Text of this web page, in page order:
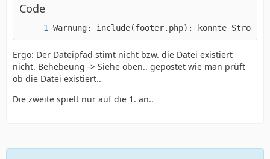
Code
Warnung: include(footer.php): konnte Strom
Ergo: Der Dateipfad stimt nicht bzw. die Datei existiert
nicht. Behebeung -> Siehe oben.. gepostet wie man prüft
ob die Datei existiert..
Die zweite spielt nur auf die 1. an..